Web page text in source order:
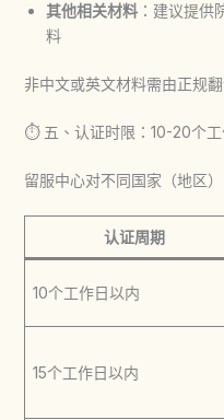
其他相关材料：建议提供
料
非中文或英文材料需由正规
⏱️ 五、认证时限：10-20个工
留服中心对不同国家（地区
认证周期
10个工作日以内
15个工作日以内